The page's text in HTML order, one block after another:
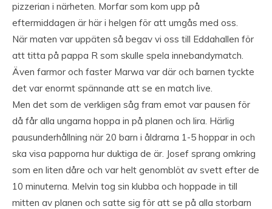
pizzerian i närheten. Morfar som kom upp på
eftermiddagen är här i helgen för att umgås med oss.
När maten var uppäten så begav vi oss till Eddahallen för
att titta på pappa R som skulle spela innebandymatch.
Även farmor och faster Marwa var där och barnen tyckte
det var enormt spännande att se en match live.
Men det som de verkligen såg fram emot var pausen för
då får alla ungarna hoppa in på planen och lira. Härlig
pausunderhållning när 20 barn i åldrarna 1-5 hoppar in och
ska visa papporna hur duktiga de är. Josef sprang omkring
som en liten dåre och var helt genomblöt av svett efter de
10 minuterna. Melvin tog sin klubba och hoppade in till
mitten av planen och satte sig för att se på alla storbarn